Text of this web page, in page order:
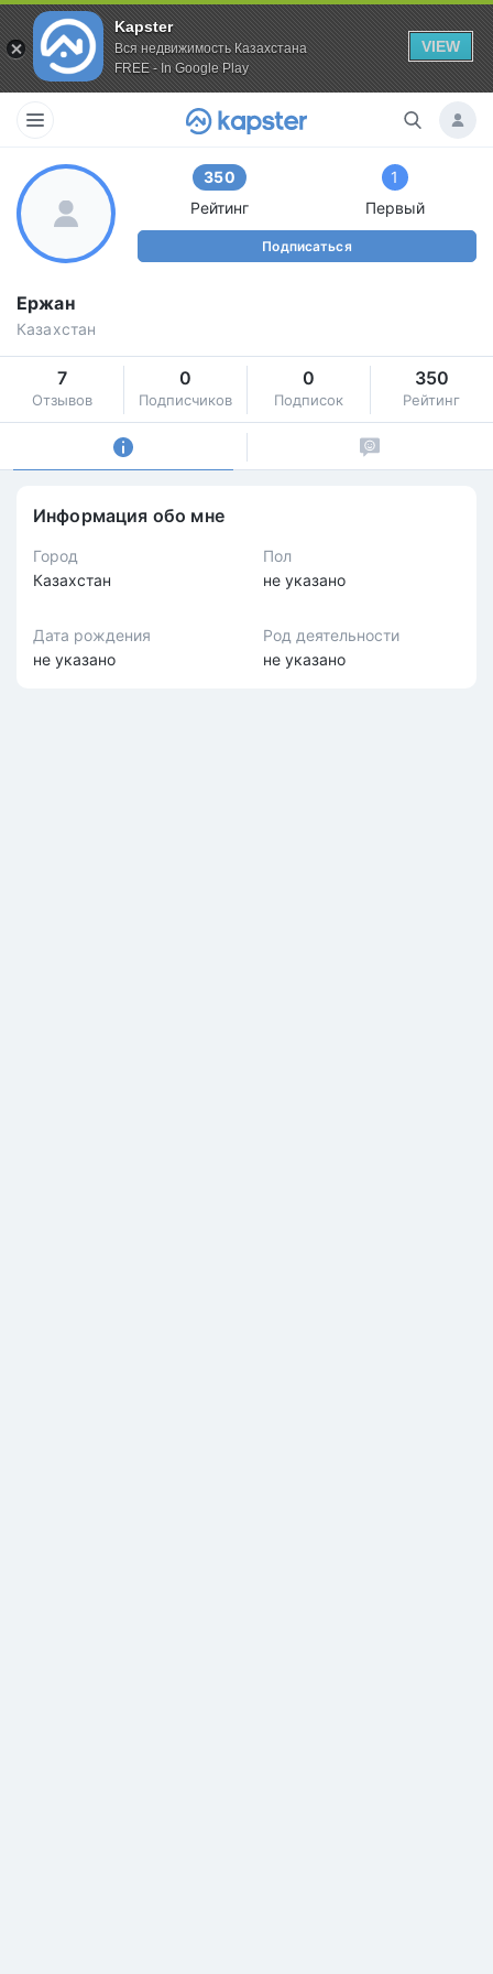
Kapster
Вся недвижимость Казахстана
FREE - In Google Play
VIEW
350
Рейтинг
1
Первый
Подписаться
Ержан
Казахстан
7
Отзывов
0
Подписчиков
0
Подписок
350
Рейтинг
Информация обо мне
Город
Казахстан
Пол
не указано
Дата рождения
не указано
Род деятельности
не указано